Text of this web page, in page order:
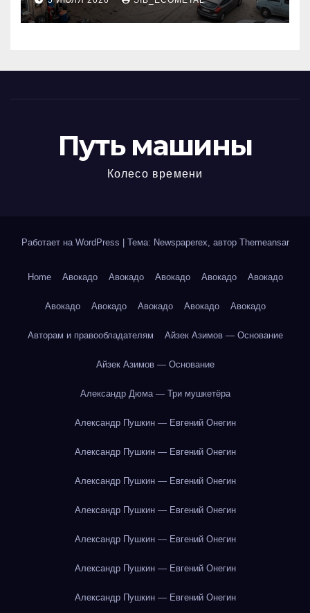
МКАД
Путь машины
Колесо времени
Работает на WordPress Тема: Newspaperex, автор Themeansar
Home Авокадо Авокадо Авокадо Авокадо Авокадо
Авокадо Авокадо Авокадо Авокадо Авокадо
Авторам и правообладателям Айзек Азимов — Основание
Айзек Азимов — Основание
Александр Дюма — Три мушкетёра
Александр Пушкин — Евгений Онегин
Александр Пушкин — Евгений Онегин
Александр Пушкин — Евгений Онегин
Александр Пушкин — Евгений Онегин
Александр Пушкин — Евгений Онегин
Александр Пушкин — Евгений Онегин
Александр Пушкин — Евгений Онегин